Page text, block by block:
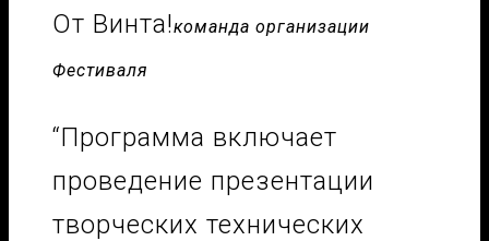
От Винта!команда организации
Фестиваля
“Программа включает
проведение презентации
творческих технических